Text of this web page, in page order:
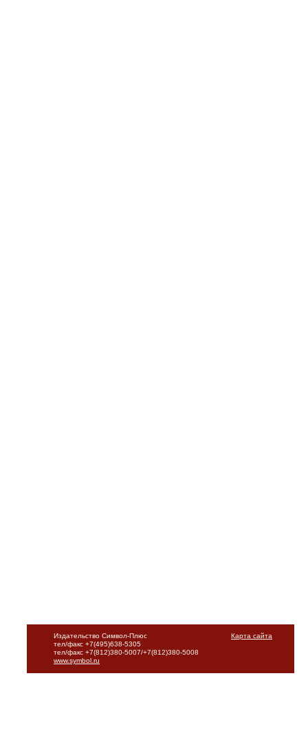
Карта сайта
Издательство Символ-Плюс
тел/факс +7(495)638-5305
тел/факс +7(812)380-5007/+7(812)380-5008
www.symbol.ru